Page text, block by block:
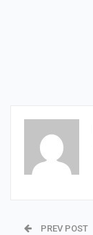
PREV POST